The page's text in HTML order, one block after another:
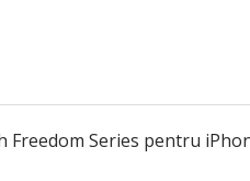
Freedom Series pentru